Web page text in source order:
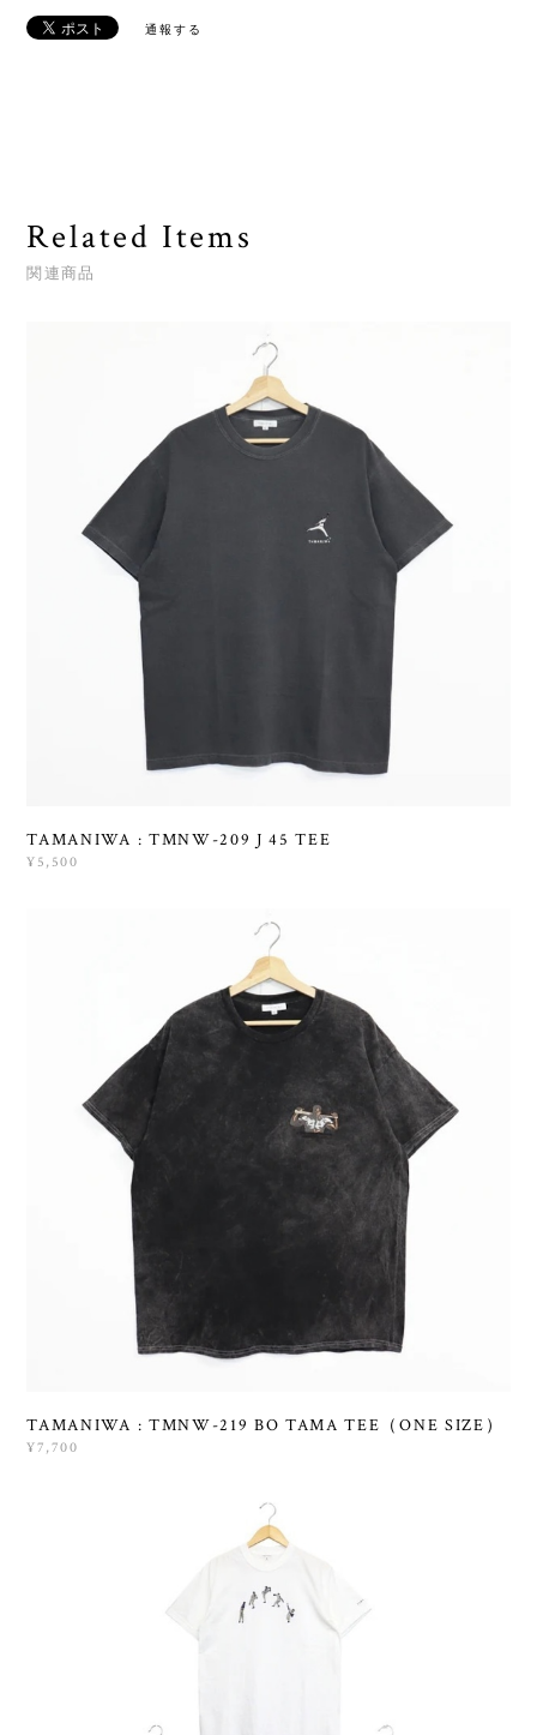
通報する
Related Items
関連商品
TAMANIWA : TMNW-209 J 45 TEE
¥5,500
TAMANIWA : TMNW-219 BO TAMA TEE（ONE SIZE）
¥7,700